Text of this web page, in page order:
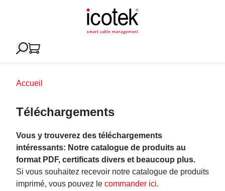
Accueil
Téléchargements
Vous y trouverez des téléchargements
intéressants: Notre catalogue de produits au
format PDF, certificats divers et beaucoup plus.
Si vous souhaitez recevoir notre catalogue de produits
imprimé, vous pouvez le commander ici.